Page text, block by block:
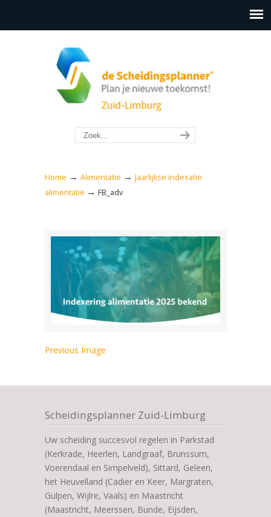
Home → Alimentatie → Jaarlijkse indexatie
alimentatie → FB_adv
Previous Image
Scheidingsplanner Zuid-Limburg
Uw scheiding succesvol regelen in Parkstad
(Kerkrade, Heerlen, Landgraaf, Brunssum,
Voerendaal en Simpelveld), Sittard, Geleen,
het Heuvelland (Cadier en Keer, Margraten,
Gulpen, Wijlre, Vaals) en Maastricht
(Maastricht, Meerssen, Bunde, Eijsden,